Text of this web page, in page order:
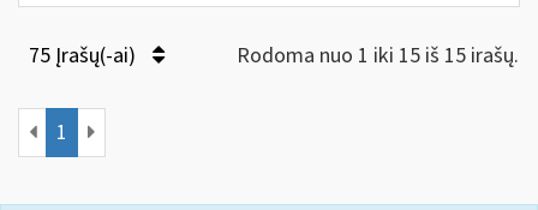
75 Įrašų(-ai) Rodoma nuo 1 iki 15 iš 15 irašų.
1